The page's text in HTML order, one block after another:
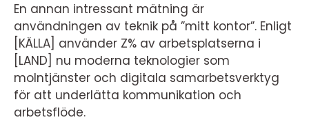
En annan intressant mätning är
användningen av teknik på ”mitt kontor”. Enligt
[KÄLLA] använder Z% av arbetsplatserna i
[LAND] nu moderna teknologier som
molntjänster och digitala samarbetsverktyg
för att underlätta kommunikation och
arbetsflöde.